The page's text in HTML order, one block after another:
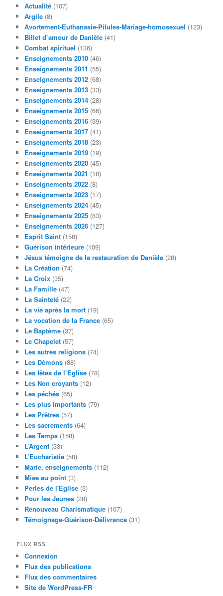
c
h
e
Actualité (107)
Argile (8)
Avortement-Euthanasie-Pilules-Mariage-homosexuel (123)
Billet d’amour de Danièle (41)
Combat spirituel (136)
Enseignements 2010 (46)
Enseignements 2011 (55)
Enseignements 2012 (68)
Enseignements 2013 (33)
Enseignements 2014 (28)
Enseignements 2015 (66)
Enseignements 2016 (39)
Enseignements 2017 (41)
Enseignements 2018 (23)
Enseignements 2019 (19)
Enseignements 2020 (45)
Enseignements 2021 (18)
Enseignements 2022 (8)
Enseignements 2023 (17)
Enseignements 2024 (45)
Enseignements 2025 (83)
Enseignements 2026 (127)
Esprit Saint (158)
Guérison intérieure (109)
Jésus témoigne de la restauration de Danièle (28)
La Création (74)
La Croix (35)
La Famille (47)
La Sainteté (22)
La vie après la mort (19)
La vocation de la France (65)
Le Baptême (37)
Le Chapelet (57)
Les autres religions (74)
Les Démons (88)
Les fêtes de l’Eglise (78)
Les Non croyants (12)
Les péchés (65)
Les plus importants (79)
Les Prêtres (57)
Les sacrements (64)
Les Temps (158)
L’Argent (33)
L’Eucharistie (58)
Marie, enseignements (112)
Mise au point (3)
Perles de l'Eglise (3)
Pour les Jeunes (28)
Renouveau Charismatique (107)
Témoignage-Guérison-Délivrance (31)
FLUX RSS
Connexion
Flux des publications
Flux des commentaires
Site de WordPress-FR